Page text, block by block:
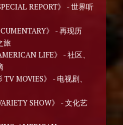
REPORT》 - 世界听
》 - 再现历
旅
LIFE》 - 社区、
MOVIES》 - 电视剧、
SHOW》 - 文化艺